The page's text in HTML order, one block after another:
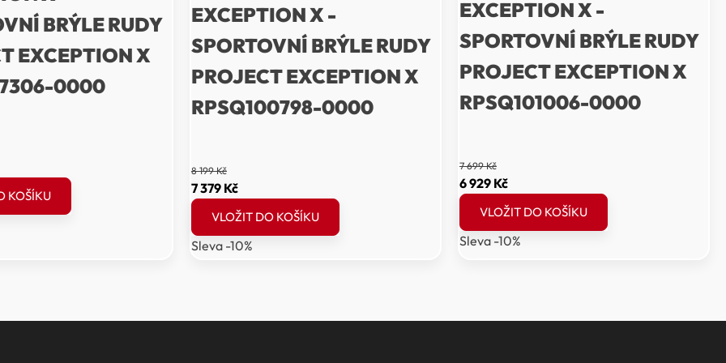
BRÝLE RUDY
EXCEPTION X
0000
KOŠÍKU
EXCEPTION X -
SPORTOVNÍ BRÝLE RUDY
PROJECT EXCEPTION X
RPSQ100798-0000
8 199Kč
Původní
cena
byla:
8
7 379 KčAktuální
cena
7
VLOŽIT DO KOŠÍKU
Sleva -10%
EXCEPTION X -
SPORTOVNÍ BRÝLE RUDY
PROJECT EXCEPTION X
RPSQ101006-0000
7 699Kč
Původní
cena
byla:
7
6 929 KčAktuální
cena
6
VLOŽIT DO KOŠÍKU
Sleva -10%